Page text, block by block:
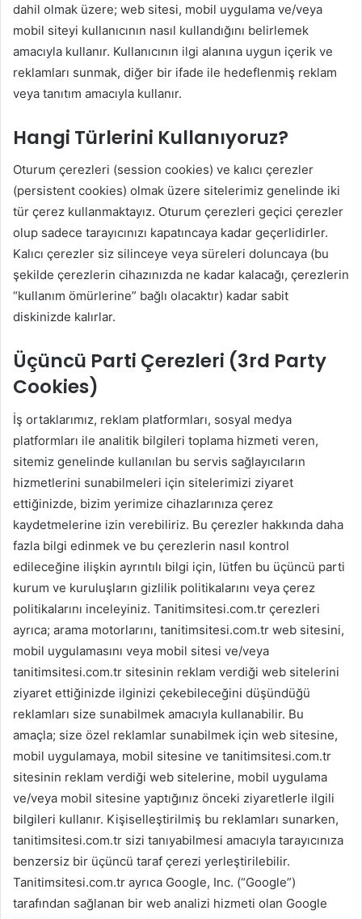
dahil olmak üzere; web sitesi, mobil uygulama ve/veya
mobil siteyi kullanıcının nasıl kullandığını belirlemek
amacıyla kullanır. Kullanıcının ilgi alanına uygun içerik ve
reklamları sunmak, diğer bir ifade ile hedeflenmiş reklam
veya tanıtım amacıyla kullanır.
Hangi Türlerini Kullanıyoruz?
Oturum çerezleri (session cookies) ve kalıcı çerezler
(persistent cookies) olmak üzere sitelerimiz genelinde iki
tür çerez kullanmaktayız. Oturum çerezleri geçici çerezler
olup sadece tarayıcınızı kapatıncaya kadar geçerlidirler.
Kalıcı çerezler siz silinceye veya süreleri doluncaya (bu
şekilde çerezlerin cihazınızda ne kadar kalacağı, çerezlerin
“kullanım ömürlerine” bağlı olacaktır) kadar sabit
diskinizde kalırlar.
Üçüncü Parti Çerezleri (3rd Party
Cookies)
İş ortaklarımız, reklam platformları, sosyal medya
platformları ile analitik bilgileri toplama hizmeti veren,
sitemiz genelinde kullanılan bu servis sağlayıcıların
hizmetlerini sunabilmeleri için sitelerimizi ziyaret
ettiğinizde, bizim yerimize cihazlarınıza çerez
kaydetmelerine izin verebiliriz. Bu çerezler hakkında daha
fazla bilgi edinmek ve bu çerezlerin nasıl kontrol
edileceğine ilişkin ayrıntılı bilgi için, lütfen bu üçüncü parti
kurum ve kuruluşların gizlilik politikalarını veya çerez
politikalarını inceleyiniz. Tanitimsitesi.com.tr çerezleri
ayrıca; arama motorlarını, tanitimsitesi.com.tr web sitesini,
mobil uygulamasını veya mobil sitesi ve/veya
tanitimsitesi.com.tr sitesinin reklam verdiği web sitelerini
ziyaret ettiğinizde ilginizi çekebileceğini düşündüğü
reklamları size sunabilmek amacıyla kullanabilir. Bu
amaçla; size özel reklamlar sunabilmek için web sitesine,
mobil uygulamaya, mobil sitesine ve tanitimsitesi.com.tr
sitesinin reklam verdiği web sitelerine, mobil uygulama
ve/veya mobil sitesine yaptığınız önceki ziyaretlerle ilgili
bilgileri kullanır. Kişiselleştirilmiş bu reklamları sunarken,
tanitimsitesi.com.tr sizi tanıyabilmesi amacıyla tarayıcınıza
benzersiz bir üçüncü taraf çerezi yerleştirilebilir.
Tanitimsitesi.com.tr ayrıca Google, Inc. (“Google”)
tarafından sağlanan bir web analizi hizmeti olan Google